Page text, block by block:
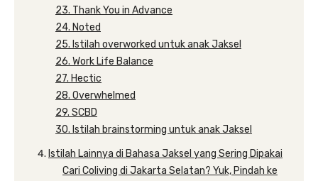
23. Thank You in Advance
24. Noted
25. Istilah overworked untuk anak Jaksel
26. Work Life Balance
27. Hectic
28. Overwhelmed
29. SCBD
30. Istilah brainstorming untuk anak Jaksel
Istilah Lainnya di Bahasa Jaksel yang Sering Dipakai
Cari Coliving di Jakarta Selatan? Yuk, Pindah ke